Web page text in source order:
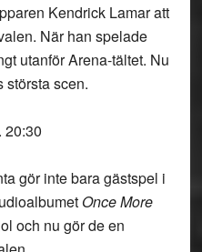
Kendrick Lamar att
När han spelade
utanför Arena-tältet. Nu
största scen.
20:30
gör inte bara gästspel i
Once More
och nu gör de en